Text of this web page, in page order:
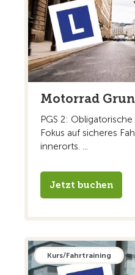
Motorrad
PGS 2:
Fokus auf sicheres
innerorts. ...
Jetzt buchen
Kurs/Fahrtraining